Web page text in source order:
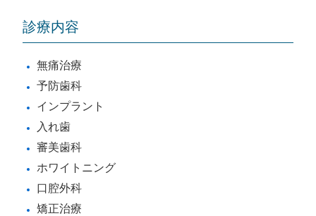
診療内容
無痛治療
予防歯科
インプラント
入れ歯
審美歯科
ホワイトニング
口腔外科
矯正治療